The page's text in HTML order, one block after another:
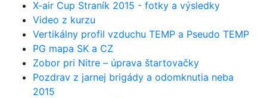
X-air Cup Straník 2015 - fotky a výsledky
Video z kurzu
Vertikálny profil vzduchu TEMP a Pseudo TEMP
PG mapa SK a CZ
Zobor pri Nitre – úprava štartovačky
Pozdrav z jarnej brigády a odomknutia neba
2015